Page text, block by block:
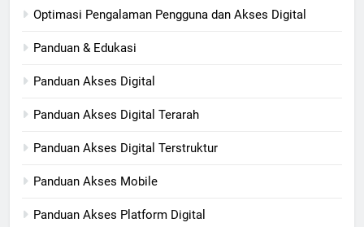
Optimasi Pengalaman Pengguna dan Akses Digital
Panduan & Edukasi
Panduan Akses Digital
Panduan Akses Digital Terarah
Panduan Akses Digital Terstruktur
Panduan Akses Mobile
Panduan Akses Platform Digital